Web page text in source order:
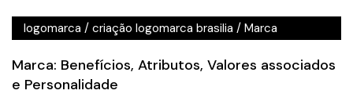
logomarca / criação logomarca brasilia / Marca
Marca: Benefícios, Atributos, Valores associados
e Personalidade